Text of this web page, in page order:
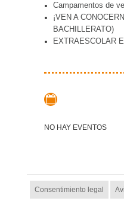
Campamentos de
¡VEN A
BACHILLERATO)
EXTRAESCOLAR
NO HAY EVENTOS
Consentimiento legal